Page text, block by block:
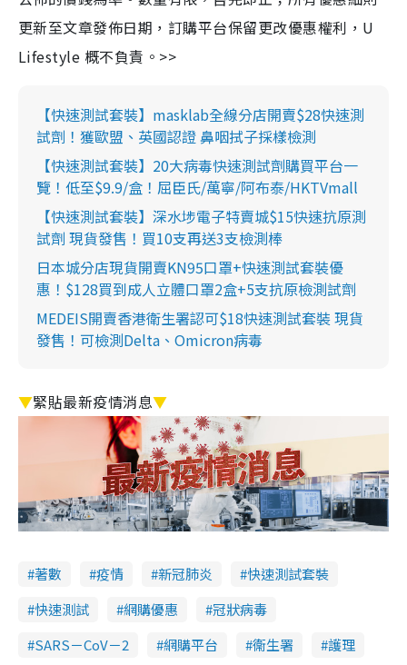
更新至文章發佈日期，訂購平台保留更改優惠權利，U
Lifestyle 概不負責。>>
【快速測試套裝】masklab全線分店開賣$28快速測
試劑！獲歐盟、英國認證 鼻咽拭子採樣檢測
【快速測試套裝】20大病毒快速測試劑購買平台一
覽！低至$9.9/盒！屈臣氏/萬寧/阿布泰/HKTVmall
【快速測試套裝】深水埗電子特賣城$15快速抗原測
試劑 現貨發售！買10支再送3支檢測棒
日本城分店現貨開賣KN95口罩+快速測試套裝優
惠！$128買到成人立體口罩2盒+5支抗原檢測試劑
MEDEIS開賣香港衛生署認可$18快速測試套裝 現貨
發售！可檢測Delta、Omicron病毒
▼緊貼最新疫情消息▼
著數 疫情 新冠肺炎
快速測試套裝
快速測試
網購優惠
冠狀病毒
SARS－CoV－2
網購平台 衞生署
護理